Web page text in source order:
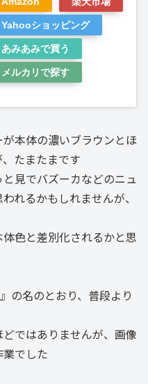
Yahooショッピング
あみあみで買う
メルカリで探す
本体の濃いブラウンとほ
たまたまです
見でバズーカなどのニュ
れるかもしれませんが、
色と差別化されるかと思
の名のとおり、普段より
ではありませんが、画像
でした